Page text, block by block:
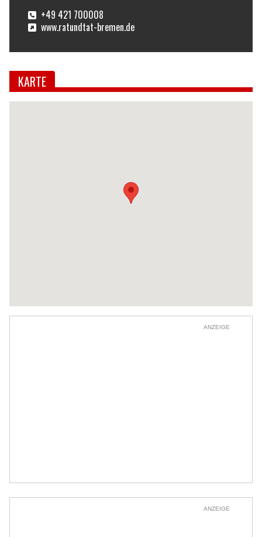
+49 421 700008
www.ratundtat-bremen.de
KARTE
ANZEIGE
ANZEIGE